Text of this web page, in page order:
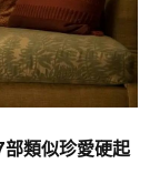
部類似珍愛硬起